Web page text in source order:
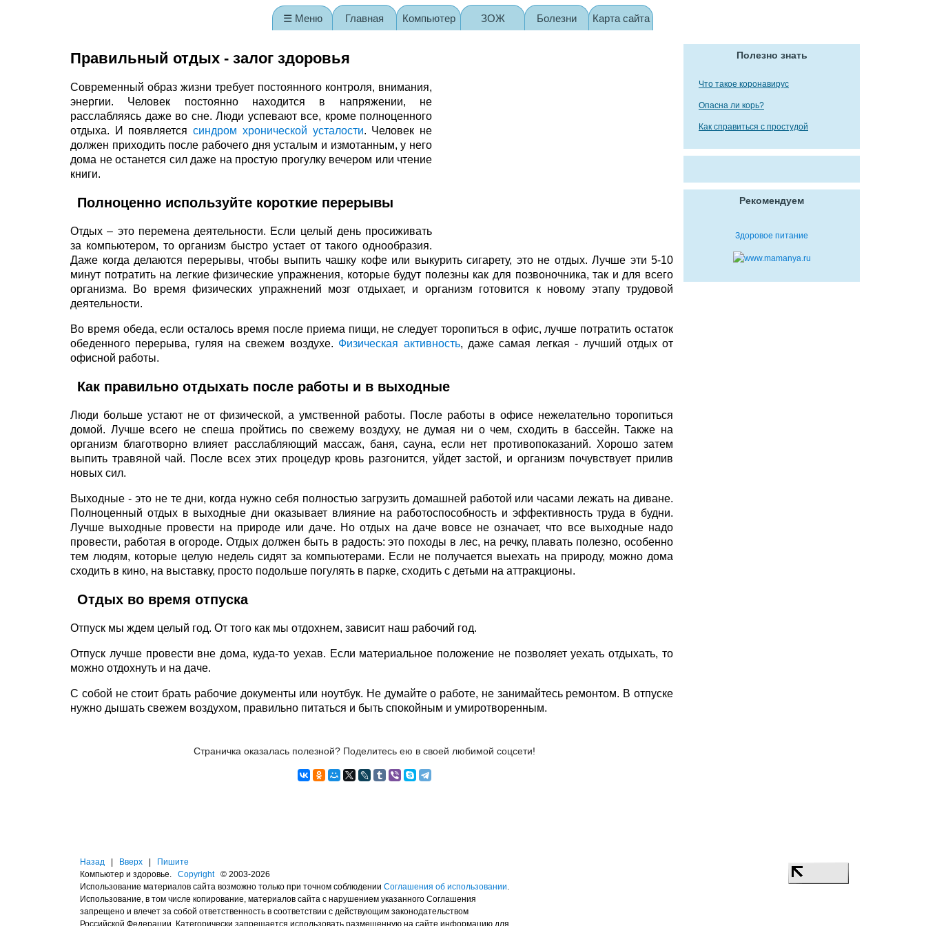
Правильный отдых - залог здоровья
Современный образ жизни требует постоянного контроля, внимания,
энергии. Человек постоянно находится в напряжении, не
расслабляясь даже во сне. Люди успевают все, кроме полноценного
отдыха. И появляетсясиндром хронической усталости. Человек не
должен приходить после рабочего дня усталым и измотанным, у него
дома не останется сил даже на простую прогулку вечером или чтение
книги.
Полноценно используйте короткие перерывы
Отдых – это перемена деятельности. Если целый день просиживать
за компьютером, то организм быстро устает от такого однообразия.
Даже когда делаются перерывы, чтобы выпить чашку кофе или выкурить сигарету, это не отдых. Лучше эти 5-10
минут потратить на легкие физические упражнения, которые будут полезны как для позвоночника, так и для всего
организма. Во время физических упражнений мозг отдыхает, и организм готовится к новому этапу трудовой
деятельности.
Во время обеда, если осталось время после приема пищи, не следует торопиться в офис, лучше потратить остаток
обеденного перерыва, гуляя на свежем воздухе. Физическая активность, даже самая легкая - лучший отдых от
офисной работы.
Как правильно отдыхать после работы и в выходные
Люди больше устают не от физической, а умственной работы. После работы в офисе нежелательно торопиться
домой. Лучше всего не спеша пройтись по свежему воздуху, не думая ни о чем, сходить в бассейн. Также на
организм благотворно влияет расслабляющий массаж, баня, сауна, если нет противопоказаний. Хорошо затем
выпить травяной чай. После всех этих процедур кровь разгонится, уйдет застой, и организм почувствует прилив
новых сил.
Выходные - это не те дни, когда нужно себя полностью загрузить домашней работой или часами лежать на диване.
Полноценный отдых в выходные дни оказывает влияние на работоспособность и эффективность труда в будни.
Лучше выходные провести на природе или даче. Но отдых на даче вовсе не означает, что все выходные надо
провести, работая в огороде. Отдых должен быть в радость: это походы в лес, на речку, плавать полезно, особенно
тем людям, которые целую недель сидят за компьютерами. Если не получается выехать на природу, можно дома
сходить в кино, на выставку, просто подольше погулять в парке, сходить с детьми на аттракционы.
Отдых во время отпуска
Отпуск мы ждем целый год. От того как мы отдохнем, зависит наш рабочий год.
Отпуск лучше провести вне дома, куда-то уехав. Если материальное положение не позволяет уехать отдыхать, то
можно отдохнуть и на даче.
С собой не стоит брать рабочие документы или ноутбук. Не думайте о работе, не занимайтесь ремонтом. В отпуске
нужно дышать свежем воздухом, правильно питаться и быть спокойным и умиротворенным.
Страничка оказалась полезной? Поделитесь ею в своей любимой соцсети!
Полезно знать
Что такое коронавирус
Опасна ли корь?
Как справиться с простудой
Рекомендуем
Здоровое питание
☰ Меню Главная Компьютер ЗОЖ Болезни Карта сайта
Назад | Вверх | Пишите
Компьютер и здоровье. Copyright© 2003-2026
Использование материалов сайта возможно только при точном соблюдении Соглашения об использовании
Использование, в том числе копирование, материалов сайта с нарушением указанного Соглашения
запрещено и влечет за собой ответственность в соответствии с действующим законодательством
Российской Федерации. Категорически запрещается использовать размещенную на сайте информацию для